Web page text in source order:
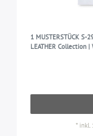
1 MUSTERSTÜCK S-
LEATHER Collection |
* inkl.